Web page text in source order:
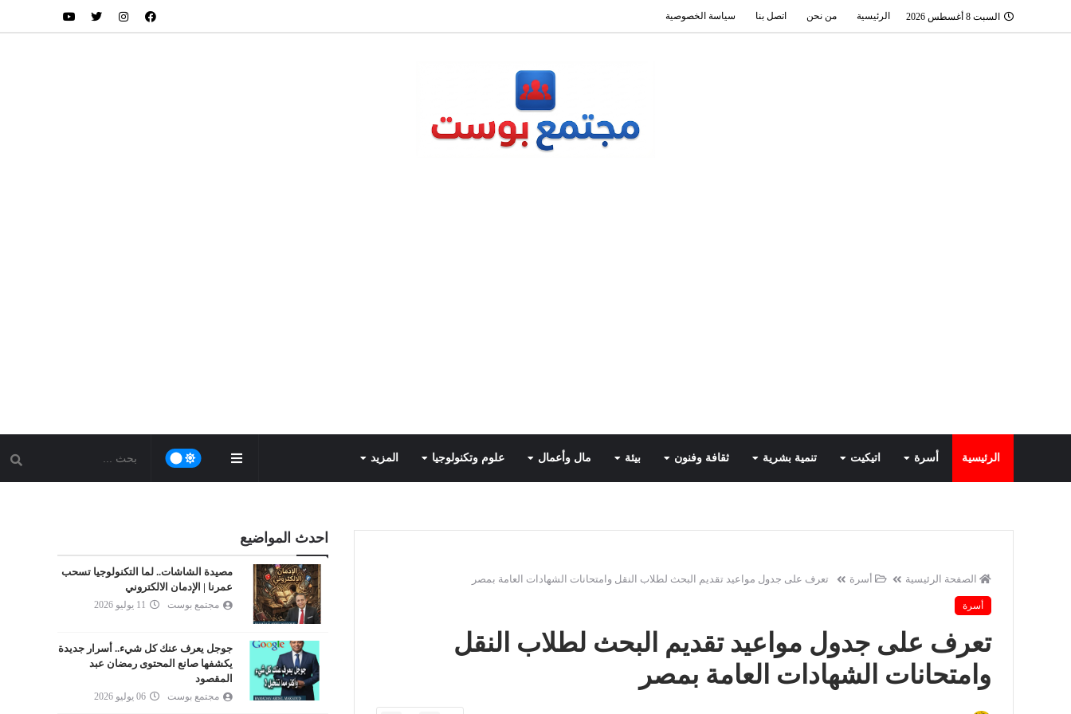
السبت 8 أغسطس 2026 الرئيسية من نحن اتصل بنا سياسة الخصوصية
الرئيسية أسرة اتيكيت تنمية بشرية ثقافة وفنون بيئة مال وأعمال علوم وتكنولوجيا المزيد
الصفحة الرئيسية أسرة تعرف على جدول مواعيد تقديم البحث لطلاب النقل وامتحانات الشهادات العامة بمصر
أسرة
تعرف على جدول مواعيد تقديم البحث لطلاب النقل
وامتحانات الشهادات العامة بمصر
احدث المواضيع
مصيدة الشاشات.. لما التكنولوجيا تسحب
عمرنا | الإدمان الالكتروني
مجتمع بوست 11 يوليو 2026
جوجل يعرف عنك كل شيء.. أسرار جديدة
يكشفها صانع المحتوى رمضان عبد
المقصود
مجتمع بوست 06 يوليو 2026